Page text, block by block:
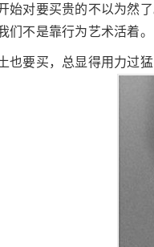
始对要买贵的不以为然
们不是靠行为艺术活着。
也要买，总显得用力过